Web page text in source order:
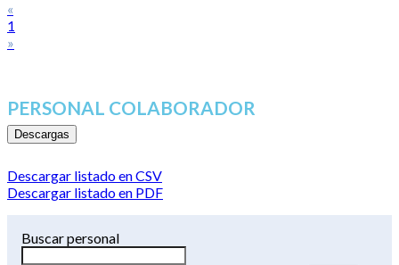
«
1
»
PERSONAL COLABORADOR
Descargas
Descargar listado en CSV
Descargar listado en PDF
Buscar personal